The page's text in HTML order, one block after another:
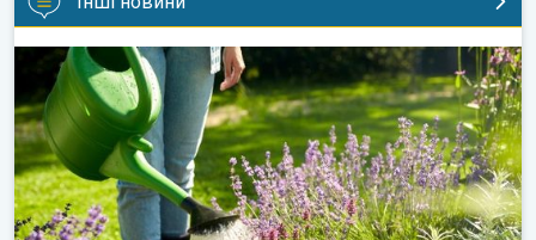
Як доглядати за садом у спеку?. Садові поради. . .